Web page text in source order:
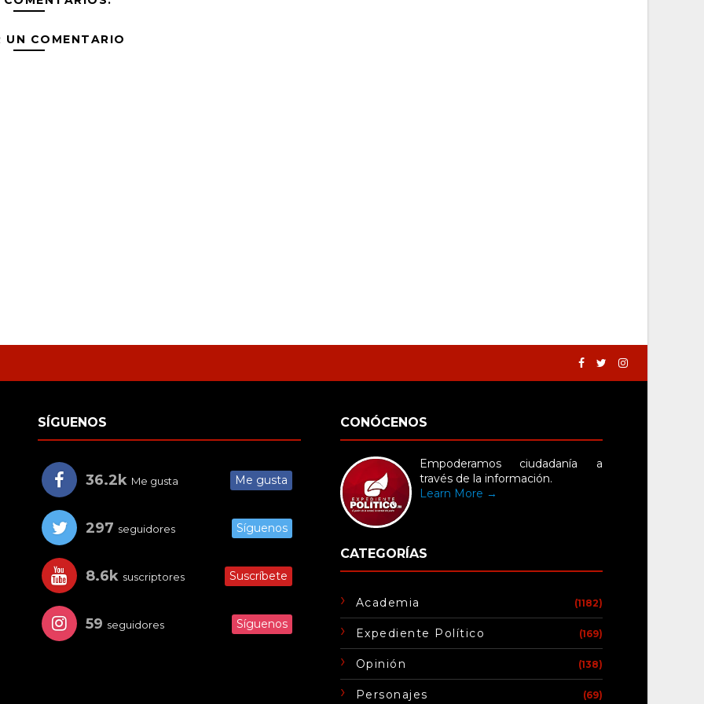
UN COMENTARIO
SÍGUENOS
36.2k Me gusta Me gusta
297 seguidores Síguenos
8.6k suscriptores Suscríbete
59 seguidores Síguenos
CONÓCENOS
Empoderamos ciudadanía a
través de la información.
Learn More →
CATEGORÍAS
Academia (1182)
Expediente Político (169)
Opinión (138)
Personajes (69)